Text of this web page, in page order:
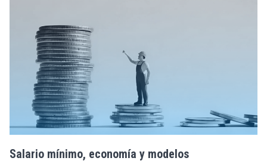
Salario mínimo, economía y modelos